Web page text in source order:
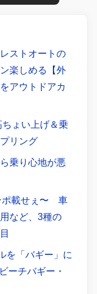
ストオートの
楽しめる【外
アウトドアカ
ょい上げ＆乗
リング
乗り心地が悪
ポ載せぇ〜 車
など、3種の
を「バギー」に
ーチバギー・